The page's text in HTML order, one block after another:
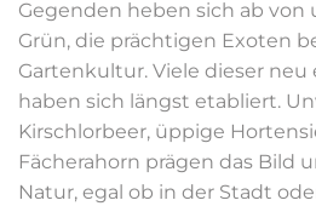
Gegenden heben sich ab
Grün, die prächtigen Exoten
Gartenkultur. Viele dieser
haben sich längst etabliert.
Kirschlorbeer, üppige
Fächerahorn prägen das Bild
Natur, egal ob in der Stadt